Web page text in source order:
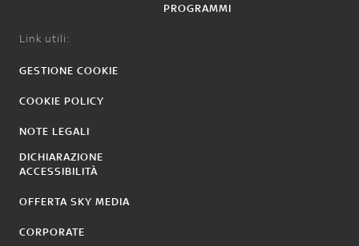
PROGRAMMI
Link utili:
GESTIONE COOKIE
COOKIE POLICY
NOTE LEGALI
DICHIARAZIONE
ACCESSIBILITÀ
OFFERTA SKY MEDIA
CORPORATE